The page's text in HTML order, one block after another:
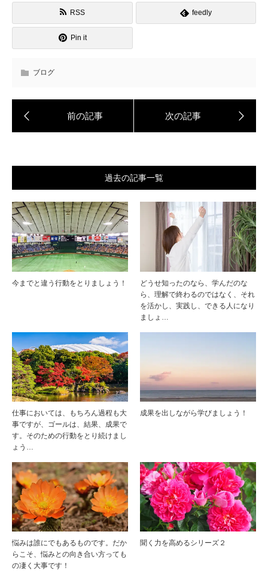
RSS feedly
Pin it
ブログ
過去の記事一覧
今までと違う行動をとりましょう！
どうせ知ったのなら、学んだのな
ら、理解で終わるのではなく、それ
を活かし、実践し、できる人になり
ましょ…
仕事においては、もちろん過程も大
事ですが、ゴールは、結果、成果で
す。そのための行動をとり続けまし
ょう…
成果を出しながら学びましょう！
悩みは誰にでもあるものです。だか
らこそ、悩みとの向き合い方っても
の凄く大事です！
聞く力を高めるシリーズ２